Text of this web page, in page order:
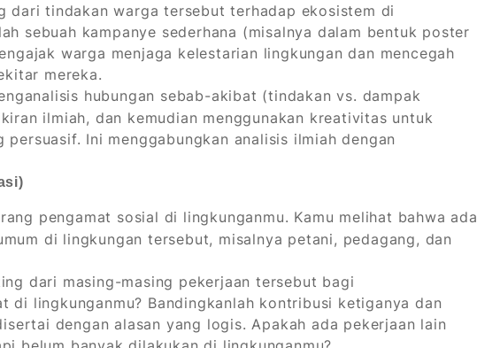
dari tindakan warga tersebut terhadap ekosistem di
sebuah kampanye sederhana (misalnya dalam bentuk poster
warga menjaga kelestarian lingkungan dan mencegah
mereka.
hubungan sebab-akibat (tindakan vs. dampak
ilmiah, dan kemudian menggunakan kreativitas untuk
Ini menggabungkan analisis ilmiah dengan
pengamat sosial di lingkunganmu. Kamu melihat bahwa ada
di lingkungan tersebut, misalnya petani, pedagang, dan
dari masing-masing pekerjaan tersebut bagi
di lingkunganmu? Bandingkanlah kontribusi ketiganya dan
dengan alasan yang logis. Apakah ada pekerjaan lain